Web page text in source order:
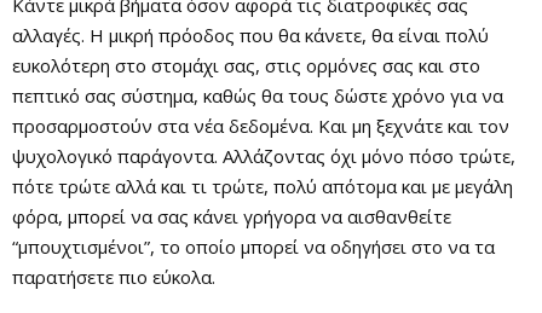
αλλαγές. Η μικρή πρόοδος που θα κάνετε, θα είναι πολύ
ευκολότερη στο στομάχι σας, στις ορμόνες σας και στο
πεπτικό σας σύστημα, καθώς θα τους δώστε χρόνο για να
προσαρμοστούν στα νέα δεδομένα. Και μη ξεχνάτε και τον
ψυχολογικό παράγοντα. Αλλάζοντας όχι μόνο πόσο τρώτε,
πότε τρώτε αλλά και τι τρώτε, πολύ απότομα και με μεγάλη
φόρα, μπορεί να σας κάνει γρήγορα να αισθανθείτε
“μπουχτισμένοι”, το οποίο μπορεί να οδηγήσει στο να τα
παρατήσετε πιο εύκολα.